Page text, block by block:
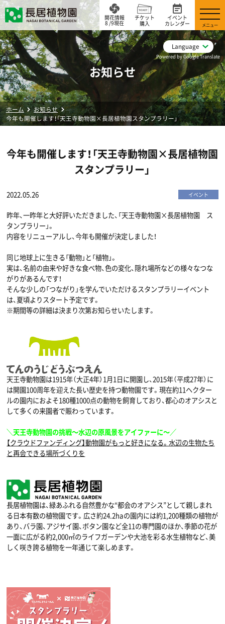
Language
Powered by Google Translate
開花情報
8 /9現在
チケット
購入
イベント
カレンダー
メニュー
お知らせ
ホーム
お知らせ
今年も開催します！「天王寺動物園×長居植物園スタンプラリー」
今年も開催します！「天王寺動物園×長居植物園
スタンプラリー」
2022.05.26 イベント
昨年、一昨年と大好評いただきました、「天王寺動物園×長居植物園 ス
タンプラリー」。
内容をリニューアルし、今年も開催が決定しました！
同じ地球上に生きる「動物」と「植物」。
実は、名前の由来や好きな食べ物、色の変化、隠れ場所などの様々なつな
がりがあるんです！
そんな少しの「つながり」を学んでいただけるスタンプラリーイベント
は、夏頃よりスタート予定です。
※期間等の詳細は決まり次第お知らせいたします。
天王寺動物園は1915年（大正4年）1月1日に開園し、2015年（平成27年）に
は開園100周年を迎えた長い歴史を持つ動物園です。現在約11ヘクター
ルの園内におよそ180種1000点の動物を飼育しており、都心のオアシスと
して多くの来園者で賑わっています。
＼天王寺動物園の挑戦〜水辺の原風景をアイファーに〜／
【クラウドファンディング】動物園がもっと好きになる。水辺の生物たち
と再会できる場所づくりを
長居植物園は、緑あふれる自然豊かな“都会のオアシス”として親しまれ
る日本有数の植物園です。広さ約24.2haの園内には約1,200種類の植物が
あり、バラ園、アジサイ園、ボタン園など全11の専門園のほか、季節の花が
一面に広がる約2,000㎡のライフガーデンや大池を彩る水生植物など、美
しく咲き誇る植物を一年通じて楽しめます。